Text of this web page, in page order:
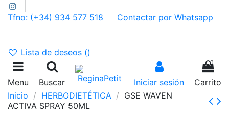
Tfno: (+34) 934 577 518 Contactar por Whatsapp
Lista de deseos ()
Menu Buscar Iniciar sesión
0
Carrito
Inicio
HERBODIETÉTICA
GSE WAVEN
ACTIVA SPRAY 50ML